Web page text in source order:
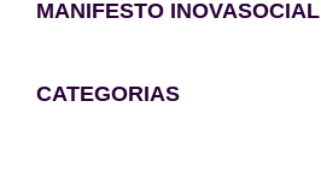
MANIFESTO INOVASOCIAL
CATEGORIAS